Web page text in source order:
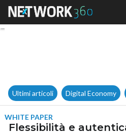
Ultimi articoli Digital Economy
WHITE PAPER
Flessibilità e